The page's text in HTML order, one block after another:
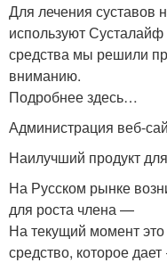
Для лечения суставов
используют Сусталайф
средства мы решили
вниманию.
Подробнее здесь…
Администрация веб-
Наилучший продукт
На Русском рынке
для роста члена —
На текущий момент
средство, которое